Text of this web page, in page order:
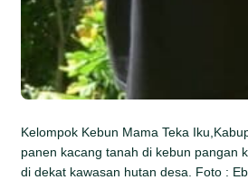
Kelompok Kebun Mama Teka
panen kacang tanah di kebun pangan
di dekat kawasan hutan desa. Foto :